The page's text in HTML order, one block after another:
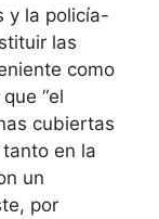
y la policía-
las
como
“el
cubiertas
en la
un
por